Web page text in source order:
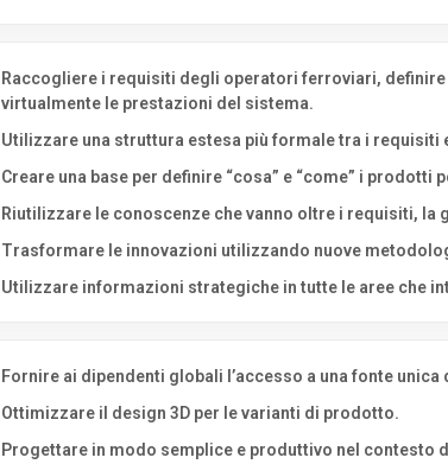
Raccogliere i requisiti degli operatori ferroviari,
virtualmente le prestazioni del sistema.
Utilizzare una struttura estesa più formale tra i requisiti
Creare una base per definire “cosa” e “come” i prodotti
Riutilizzare le conoscenze che vanno oltre i requisiti,
Trasformare le innovazioni utilizzando nuove
Utilizzare informazioni strategiche in tutte le aree che
Fornire ai dipendenti globali l’accesso a una fonte
Ottimizzare il design 3D per le varianti di prodotto.
Progettare in modo semplice e produttivo nel contesto